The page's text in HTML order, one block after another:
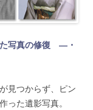
写真の修復 ―・
見つからず、ピン
った遺影写真。